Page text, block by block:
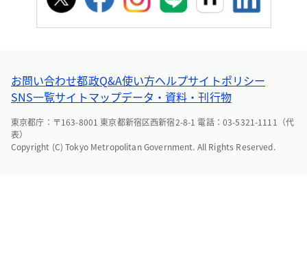
お問い合わせ都政Q&A使い方ヘルプサイトポリシー
SNS一覧サイトマップデータ・資料・刊行物
東京都庁：〒163-8001 東京都新宿区西新宿2-8-1 電話：03-5321-1111（代
表）
Copyright (C) Tokyo Metropolitan Government. All Rights Reserved.